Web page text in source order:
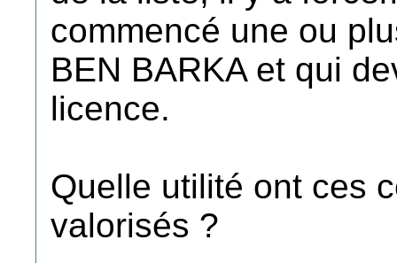
commencé une ou
BEN BARKA et qui
licence.
Quelle utilité ont ces
valorisés ?